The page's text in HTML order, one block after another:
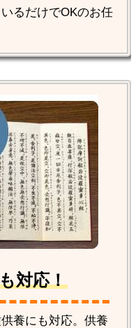
るだけでOKのお任
対応！
養にも対応。供養